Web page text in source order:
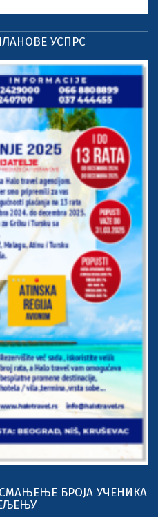
УСПРС
БРОЈА УЧЕНИКА